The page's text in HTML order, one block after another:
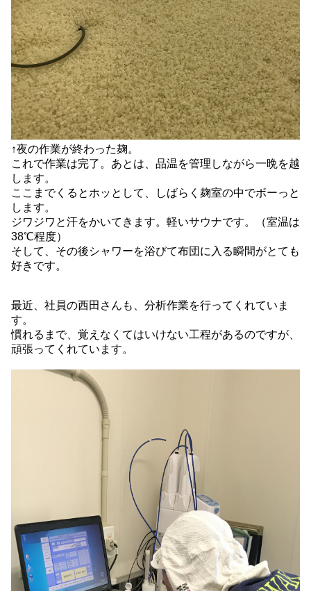
↑夜の作業が終わった麹。
これで作業は完了。あとは、品温を管理しながら一晩を越
します。
ここまでくるとホッとして、しばらく麹室の中でボーっと
します。
ジワジワと汗をかいてきます。軽いサウナです。（室温は
38℃程度）
そして、その後シャワーを浴びて布団に入る瞬間がとても
好きです。
最近、社員の西田さんも、分析作業を行ってくれていま
す。
慣れるまで、覚えなくてはいけない工程があるのですが、
頑張ってくれています。